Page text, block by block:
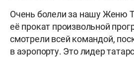
Очень болели за нашу Женю
её прокат произвольной
смотрели всей командой,
в аэропорту. Это лидер